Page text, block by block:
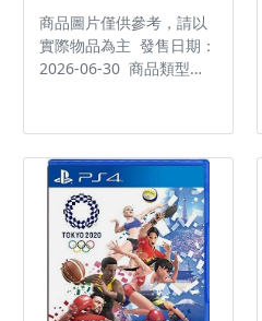
商品圖片僅供參考，請以
實際物品為主 發售日期：
2026-06-30 商品類型：
類型：其他 遊玩人數： 1
人 作品分級：保護級 製
作廠商：Behavior
Interactive 發行廠商：
Ubisoft 代理廠商：誠翼